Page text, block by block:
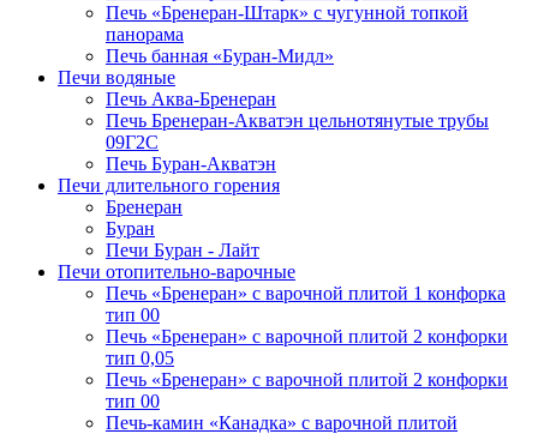
Печь «Бренеран-Штарк» с чугунной топкой
панорама
Печь банная «Буран-Мидл»
Печи водяные
Печь Аква-Бренеран
Печь Бренеран-Акватэн цельнотянутые трубы
09Г2С
Печь Буран-Акватэн
Печи длительного горения
Бренеран
Буран
Печи Буран - Лайт
Печи отопительно-варочные
Печь «Бренеран» с варочной плитой 1 конфорка
тип 00
Печь «Бренеран» с варочной плитой 2 конфорки
тип 0,05
Печь «Бренеран» с варочной плитой 2 конфорки
тип 00
Печь-камин «Канадка» с варочной плитой